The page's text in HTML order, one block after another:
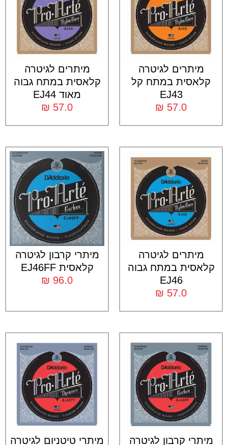
מיתרים לגיטרה
קלאסית במתח קל
EJ43
₪ 57.0
מיתרים לגיטרה
קלאסית במתח גבוה
מאוד EJ44
₪ 57.0
מיתרים לגיטרה
קלאסית במתח גבוה
EJ46
₪ 57.0
מיתרי קרבון לגיטרה
קלאסית EJ46FF
₪ 96.0
מיתרי קרבון לגיטרה
מיתרי טיטניום לגיטרה